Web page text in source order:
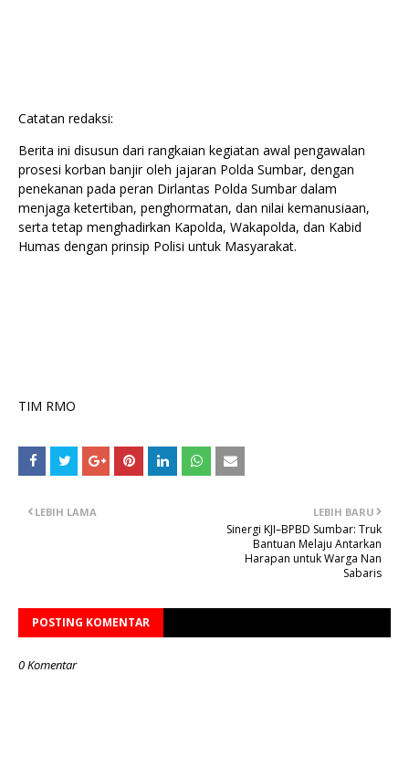
Catatan redaksi:
Berita ini disusun dari rangkaian kegiatan awal pengawalan
prosesi korban banjir oleh jajaran Polda Sumbar, dengan
penekanan pada peran Dirlantas Polda Sumbar dalam
menjaga ketertiban, penghormatan, dan nilai kemanusiaan,
serta tetap menghadirkan Kapolda, Wakapolda, dan Kabid
Humas dengan prinsip Polisi untuk Masyarakat.
TIM RMO
LEBIH BARU
Sinergi KJI–BPBD Sumbar: Truk
Bantuan Melaju Antarkan
Harapan untuk Warga Nan
Sabaris
LEBIH LAMA
POSTING KOMENTAR
0 Komentar